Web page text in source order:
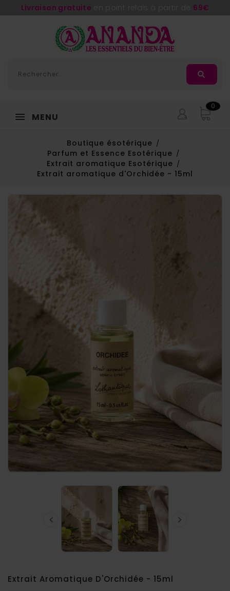
Livraison gratuite 69€
MENU
0
Boutique ésotérique
Parfum et Essence Esotérique
Extrait aromatique Esotérique
Extrait aromatique d'Orchidée - 15ml
 
Extrait Aromatique D'Orchidée - 15ml